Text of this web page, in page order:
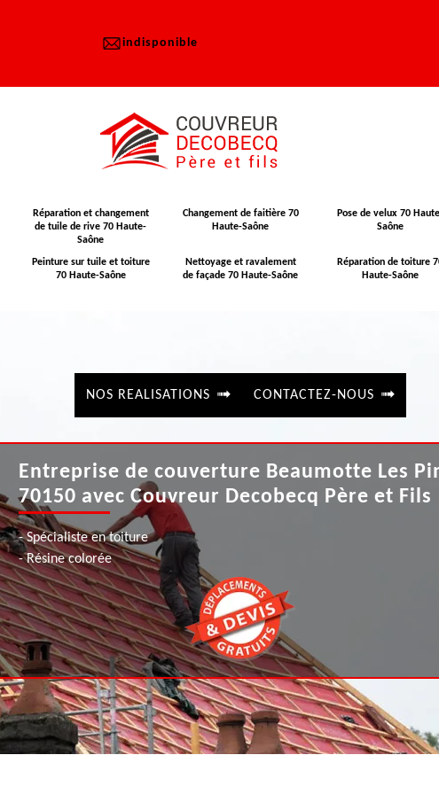
indisponible
Réparation et changement
de tuile de rive 70 Haute-
Saône
Changement de faitière 70
Haute-Saône
Pose de velux 70
Saône
Peinture sur tuile et toiture
70 Haute-Saône
Nettoyage et ravalement
de façade 70 Haute-Saône
Réparation de toiture
Haute-Saône
NOS REALISATIONS CONTACTEZ-NOUS
Entreprise de couverture Beaumotte Les
70150 avec Couvreur Decobecq Père et Fils
- Spécialiste en toiture
- Résine colorée